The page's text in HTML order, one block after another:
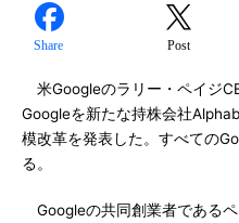
Share Post
米Googleのラリー・ペイジ
Googleを新たな持株会社
模改革を発表した。すべての
る。
Googleの共同創業者である